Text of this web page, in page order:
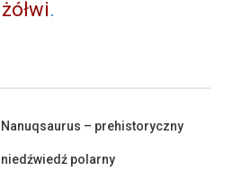
żółwi.
Nanuqsaurus – prehistoryczny
niedźwiedź polarny